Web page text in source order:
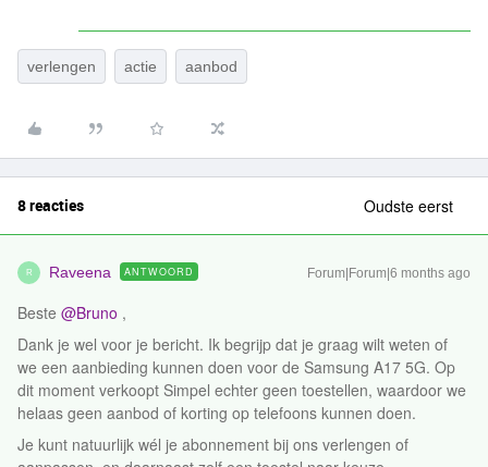
verlengen actie aanbod
8 reacties Oudste eerst
R Raveena ANTWOORD Forum|Forum|6 months ago
Beste ​ @Bruno ,
Dank je wel voor je bericht. Ik begrijp dat je graag wilt weten of
we een aanbieding kunnen doen voor de Samsung A17 5G. Op
dit moment verkoopt Simpel echter geen toestellen, waardoor we
helaas geen aanbod of korting op telefoons kunnen doen.
Je kunt natuurlijk wél je abonnement bij ons verlengen of